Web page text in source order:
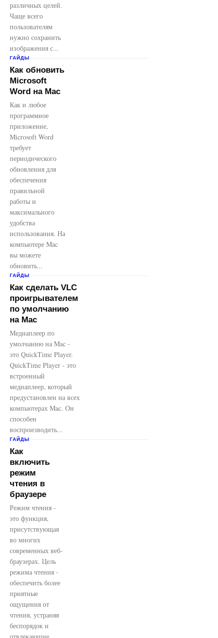
различных целей.
Чаще всего
пользователям
нужно сохранить
изображения с...
ГАЙДЫ
Как обновить
Microsoft
Word на Mac
Как и любое
программное
приложение,
Microsoft Word
требует
периодического
обновления для
обеспечения
правильной
работы и
максимального
удобства
использования. На
компьютере Mac
вы можете
обновить...
ГАЙДЫ
Как сделать VLC
проигрывателем
по умолчанию
на Mac
Медиаплеер по
умолчанию на Mac -
это QuickTime Player.
QuickTime Player - это
встроенный
медиаплеер, который
предустановлен на всех
компьютерах Mac. Он
способен
воспроизводить...
ГАЙДЫ
Как
включить
режим
чтения в
браузере
Режим чтения -
это функция,
присутствующая
во многих
современных веб-
браузерах. Цель
режима чтения -
обеспечить более
приятные
ощущения от
чтения, устраняя
беспорядок и